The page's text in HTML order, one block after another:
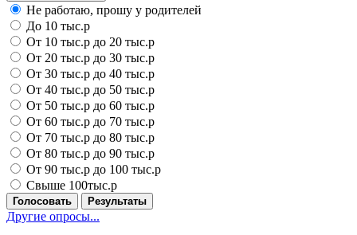
Не работаю, прошу у родителей
До 10 тыс.р
От 10 тыс.р до 20 тыс.р
От 20 тыс.р до 30 тыс.р
От 30 тыс.р до 40 тыс.р
От 40 тыс.р до 50 тыс.р
От 50 тыс.р до 60 тыс.р
От 60 тыс.р до 70 тыс.р
От 70 тыс.р до 80 тыс.р
От 80 тыс.р до 90 тыс.р
От 90 тыс.р до 100 тыс.р
Свыше 100тыс.р
Голосовать Результаты
Другие опросы...